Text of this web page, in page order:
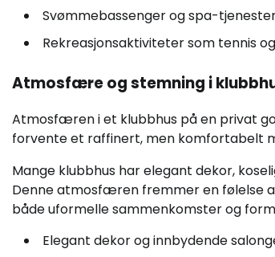
Svømmebassenger og spa-
Rekreasjonsaktiviteter som tennis
Atmosfære og stemning i
Atmosfæren i et klubbhus på en privat
forvente et raffinert, men komfortabelt
Mange klubbhus har elegant dekor,
Denne atmosfæren fremmer en følelse
både uformelle sammenkomster og
Elegant dekor og innbydende